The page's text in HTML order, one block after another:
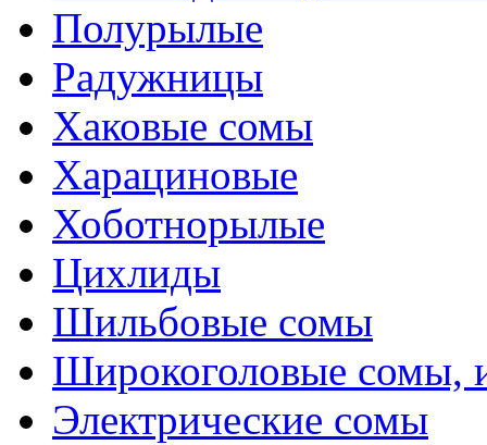
Полурылые
Радужницы
Хаковые сомы
Харациновые
Хоботнорылые
Цихлиды
Шильбовые сомы
Широкоголовые сомы,
Электрические сомы